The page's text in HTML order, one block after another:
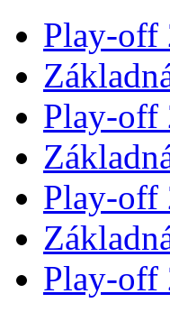
Play-off
Play-off
Play-off
Play-off